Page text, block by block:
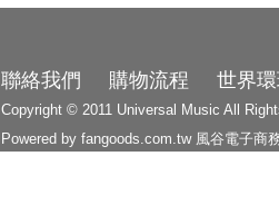
聯絡我們 購物流程 世界
Copyright © 2011 Universal Music All
Powered by fangoods.com.tw 風谷電子商